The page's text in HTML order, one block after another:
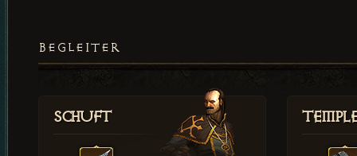
BEGLEITER
Schuft